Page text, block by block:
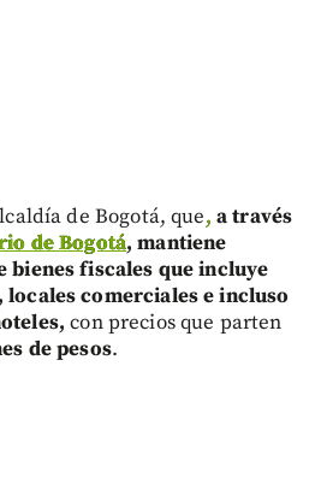
de Bogotá, que, a través
de Bogotá, mantiene
bienes fiscales que incluye
comerciales e incluso
con precios que parten
de pesos.